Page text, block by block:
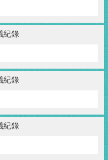
紀錄
紀錄
紀錄